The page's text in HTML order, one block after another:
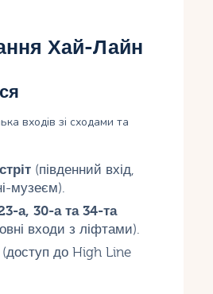
Хай-Лайн
входів зі сходами та
(південний вхід,
музеєм).
а, 30-а та 34-та
входи з ліфтами).
(доступ до High Line